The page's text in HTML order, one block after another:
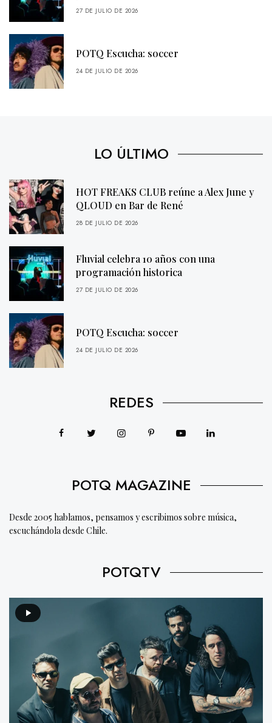
27 DE JULIO DE 2026
POTQ Escucha: soccer
24 DE JULIO DE 2026
LO ÚLTIMO
HOT FREAKS CLUB reúne a Alex June y
QLOUD en Bar de René
28 DE JULIO DE 2026
Fluvial celebra 10 años con una
programación historica
27 DE JULIO DE 2026
POTQ Escucha: soccer
24 DE JULIO DE 2026
REDES
POTQ MAGAZINE
Desde 2005 hablamos, pensamos y escribimos sobre música,
escuchándola desde Chile.
POTQTV